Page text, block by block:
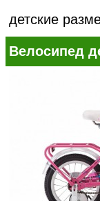
детские
Велосипед